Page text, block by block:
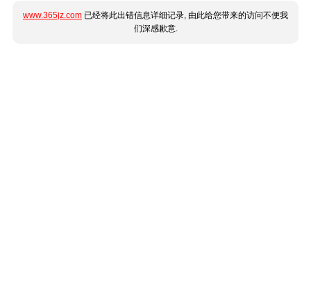
www.365jz.com 已经将此出错信息详细记录, 由此给您带来的访问不便我
们深感歉意.